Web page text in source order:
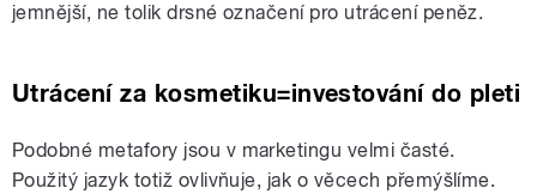
jemnější, ne tolik drsné označení pro utrácení peněz.
Utrácení za kosmetiku=investování do pleti
Podobné metafory jsou v marketingu velmi časté.
Použitý jazyk totiž ovlivňuje, jak o věcech přemýšlíme.